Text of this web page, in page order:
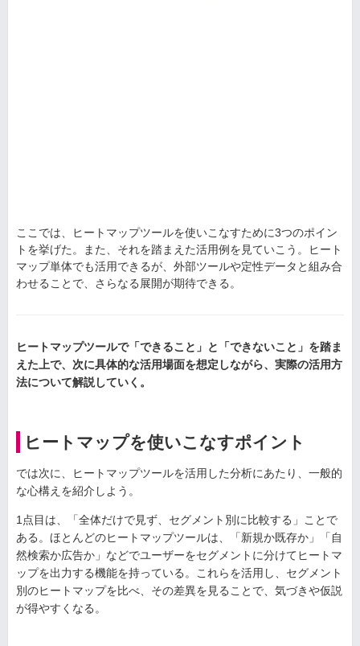
ここでは、ヒートマップツールを使いこなすために3つのポイン
トを挙げた。また、それを踏まえた活用例を見ていこう。ヒート
マップ単体でも活用できるが、外部ツールや定性データと組み合
わせることで、さらなる展開が期待できる。
ヒートマップツールで「できること」と「できないこと」を踏ま
えた上で、次に具体的な活用場面を想定しながら、実際の活用方
法について解説していく。
ヒートマップを使いこなすポイント
では次に、ヒートマップツールを活用した分析にあたり、一般的
な心構えを紹介しよう。
1点目は、「全体だけで見ず、セグメント別に比較する」ことで
ある。ほとんどのヒートマップツールは、「新規か既存か」「自
然検索か広告か」などでユーザーをセグメントに分けてヒートマ
ップを出力する機能を持っている。これらを活用し、セグメント
別のヒートマップを比べ、その差異を見ることで、気づきや仮説
が得やすくなる。